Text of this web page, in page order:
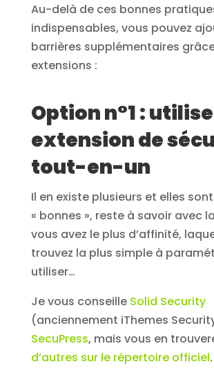
Au-delà de ces bonnes
indispensables, vous pouvez
barrières supplémentaires
extensions :
Option n°1 :
extension de
tout-en-un
Il en existe plusieurs et elles
« bonnes », reste à savoir avec
vous avez le plus d’affinité,
trouvez la plus simple à
utiliser…
Je vous conseille Solid Security
(anciennement iThemes
SecuPress, mais vous en
d’autres sur le répertoire officiel.